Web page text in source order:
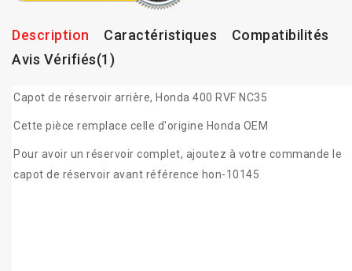
Description Caractéristiques
Compatibilités
Avis Vérifiés(1)
Capot de réservoir arrière, Honda 400 RVF NC35
Cette pièce remplace celle d'origine Honda OEM
Pour avoir un réservoir complet, ajoutez à votre commande le
capot de réservoir avant référence hon-10145